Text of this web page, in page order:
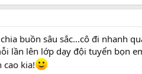
buồn sâu sắc...cô đi nhanh
lần lên lớp dạy đội tuyển bọn
cao kia!